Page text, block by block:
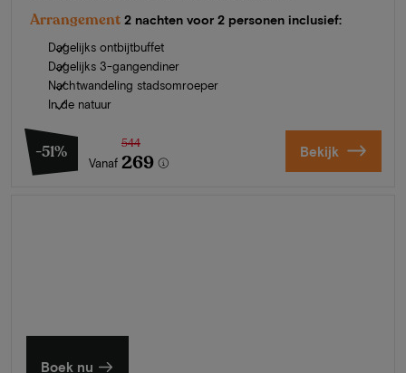
Arrangement 2 nachten voor 2 personen inclusief:
Dagelijks ontbijtbuffet
Dagelijks 3-gangendiner
Nachtwandeling stadsomroeper
In de natuur
-51%
Vanaf
544
269 Bekijk
Boek nu